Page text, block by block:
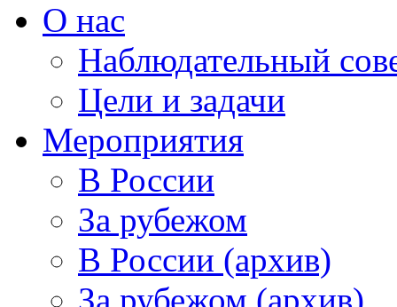
О нас
Наблюдательный
Цели и задачи
Мероприятия
В России
За рубежом
В России (архив)